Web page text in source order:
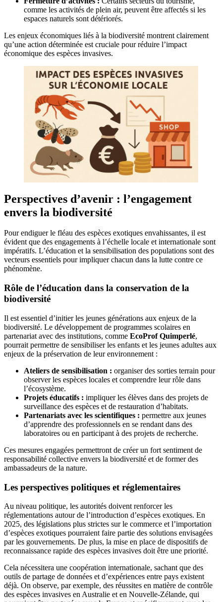
comme les activités de plein air, peuvent être affectés si les
espaces naturels sont détériorés.
Les enjeux économiques liés à la biodiversité montrent clairement
qu’une action déterminée est cruciale pour réduire l’impact
économique des espèces invasives.
Perspectives d’avenir : l’engagement
envers la biodiversité
Pour endiguer le fléau des espèces exotiques envahissantes, il est
évident que des engagements à l’échelle locale et internationale sont
impératifs. L’éducation et la sensibilisation des populations sont des
vecteurs essentiels pour impliquer chacun dans la lutte contre ce
phénomène.
Rôle de l’éducation dans la conservation de la
biodiversité
Il est essentiel d’initier les jeunes générations aux enjeux de la
biodiversité. Le développement de programmes scolaires en
partenariat avec des institutions, comme EcoProf Quimperlé,
pourrait permettre de sensibiliser les enfants et les jeunes adultes aux
enjeux de la préservation de leur environnement :
Ateliers de sensibilisation : organiser des sorties terrain pour
observer les espèces locales et comprendre leur rôle dans
l’écosystème.
Projets éducatifs : impliquer les élèves dans des projets de
surveillance des espèces et de restauration d’habitats.
Partenariats avec les scientifiques : permettre aux jeunes
d’apprendre des professionnels en se rendant dans des
laboratoires ou en participant à des projets de recherche.
Ces mesures engagées permettront de créer un fort sentiment de
responsabilité collective envers la biodiversité et de former des
ambassadeurs de la nature.
Les perspectives politiques et réglementaires
Au niveau politique, les autorités doivent renforcer les
réglementations autour de l’introduction d’espèces exotiques. En
2025, des législations plus strictes sur le commerce et l’importation
d’espèces exotiques pourraient faire partie des solutions envisagées
par les gouvernements. De plus, la mise en place de dispositifs de
reconnaissance rapide des espèces invasives doit être une priorité.
Cela nécessitera une coopération internationale, sachant que des
outils de partage de données et d’expériences entre pays existent
déjà. On observe, par exemple, des réussites en matière de contrôle
des espèces invasives en Australie et en Nouvelle-Zélande, qui